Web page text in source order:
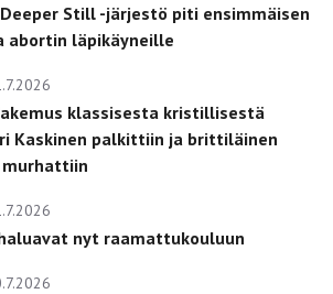
Still -järjestö piti ensimmäisen
abortin läpikäyneille
klassisesta kristillisestä
Kaskinen palkittiin ja brittiläinen
nyt raamattukouluun